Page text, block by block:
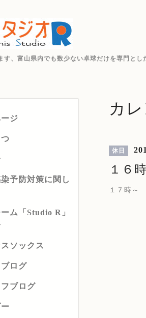
す、富山県内でも数少ない卓球だけを専門と
ージ
予防対策に関し
ム「Studio R」
ソックス
ログ
ブログ
カ
休日
１６
１７時～